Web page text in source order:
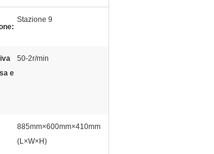
Stazione 9
e
50-2r/min
885mm×600mm×410mm
(L×W×H)